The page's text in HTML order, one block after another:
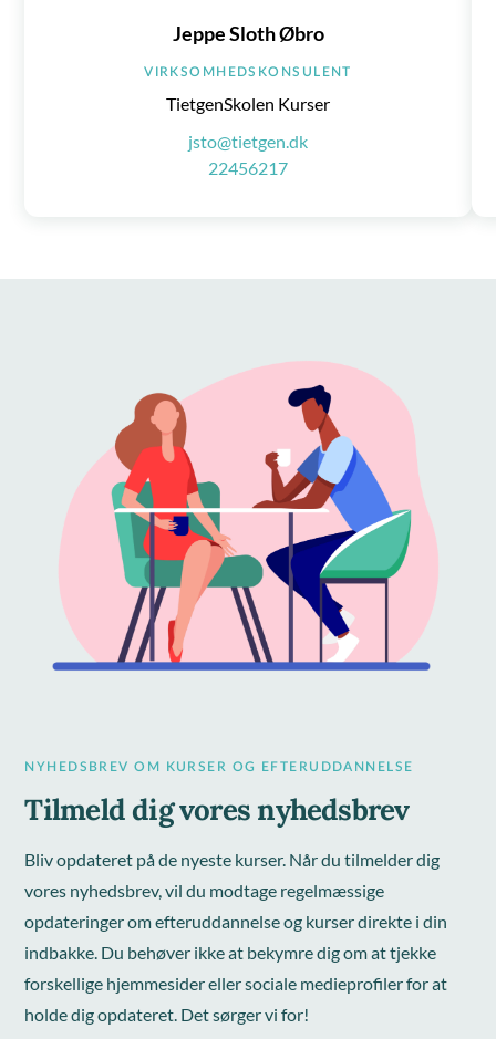
Jeppe Sloth Øbro
VIRKSOMHEDSKONSULENT
TietgenSkolen Kurser
jsto@tietgen.dk
22456217
NYHEDSBREV OM KURSER OG EFTERUDDANNELSE
Tilmeld dig vores nyhedsbrev
Bliv opdateret på de nyeste kurser. Når du tilmelder dig
vores nyhedsbrev, vil du modtage regelmæssige
opdateringer om efteruddannelse og kurser direkte i din
indbakke. Du behøver ikke at bekymre dig om at tjekke
forskellige hjemmesider eller sociale medieprofiler for at
holde dig opdateret. Det sørger vi for!